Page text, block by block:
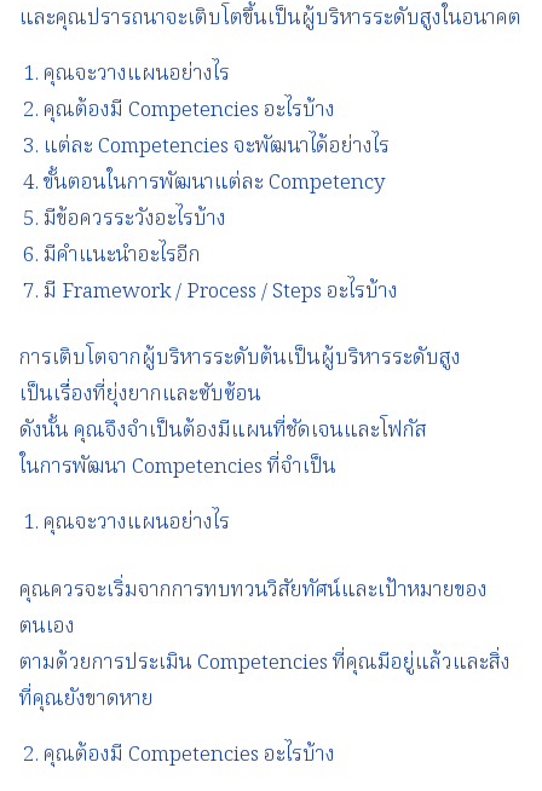
และคุณปรารถนาจะเติบโตขึ้นเป็นผู้บริหารระดับสูงในอนาคต
คุณจะวางแผนอย่างไร
คุณต้องมี Competencies อะไรบ้าง
แต่ละ Competencies จะพัฒนาได้อย่างไร
ขั้นตอนในการพัฒนาแต่ละ Competency
มีข้อควรระวังอะไรบ้าง
มีคำแนะนำอะไรอีก
มี Framework / Process / Steps อะไรบ้าง
การเติบโตจากผู้บริหารระดับต้นเป็นผู้บริหารระดับสูง
เป็นเรื่องที่ยุ่งยากและซับซ้อน
ดังนั้น คุณจึงจำเป็นต้องมีแผนที่ชัดเจนและโฟกัส
ในการพัฒนา Competencies ที่จำเป็น
คุณจะวางแผนอย่างไร
คุณควรจะเริ่มจากการทบทวนวิสัยทัศน์และเป้าหมายของ
ตนเอง
ตามด้วยการประเมิน Competencies ที่คุณมีอยู่แล้วและสิ่ง
ที่คุณยังขาดหาย
คุณต้องมี Competencies อะไรบ้าง